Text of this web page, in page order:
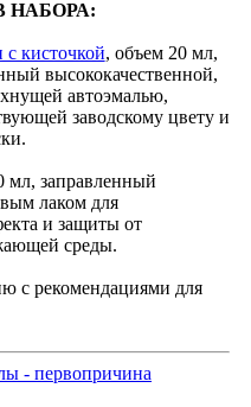
НАБОРА:
с кисточкой, объем 20 мл,
высококачественной,
автоэмалью,
заводскому цвету и
мл, заправленный
лаком для
и защиты от
среды.
с рекомендациями для
- первопричина